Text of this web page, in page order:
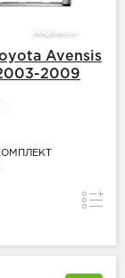
Avensis
2009